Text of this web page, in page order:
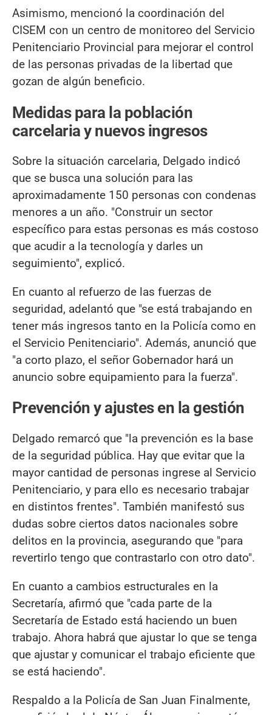
Asimismo, mencionó la coordinación del
CISEM con un centro de monitoreo del Servicio
Penitenciario Provincial para mejorar el control
de las personas privadas de la libertad que
gozan de algún beneficio.
Medidas para la población
carcelaria y nuevos ingresos
Sobre la situación carcelaria, Delgado indicó
que se busca una solución para las
aproximadamente 150 personas con condenas
menores a un año. "Construir un sector
específico para estas personas es más costoso
que acudir a la tecnología y darles un
seguimiento", explicó.
En cuanto al refuerzo de las fuerzas de
seguridad, adelantó que "se está trabajando en
tener más ingresos tanto en la Policía como en
el Servicio Penitenciario". Además, anunció que
"a corto plazo, el señor Gobernador hará un
anuncio sobre equipamiento para la fuerza".
Prevención y ajustes en la gestión
Delgado remarcó que "la prevención es la base
de la seguridad pública. Hay que evitar que la
mayor cantidad de personas ingrese al Servicio
Penitenciario, y para ello es necesario trabajar
en distintos frentes". También manifestó sus
dudas sobre ciertos datos nacionales sobre
delitos en la provincia, asegurando que "para
revertirlo tengo que contrastarlo con otro dato".
En cuanto a cambios estructurales en la
Secretaría, afirmó que "cada parte de la
Secretaría de Estado está haciendo un buen
trabajo. Ahora habrá que ajustar lo que se tenga
que ajustar y comunicar el trabajo eficiente que
se está haciendo".
Respaldo a la Policía de San Juan Finalmente,